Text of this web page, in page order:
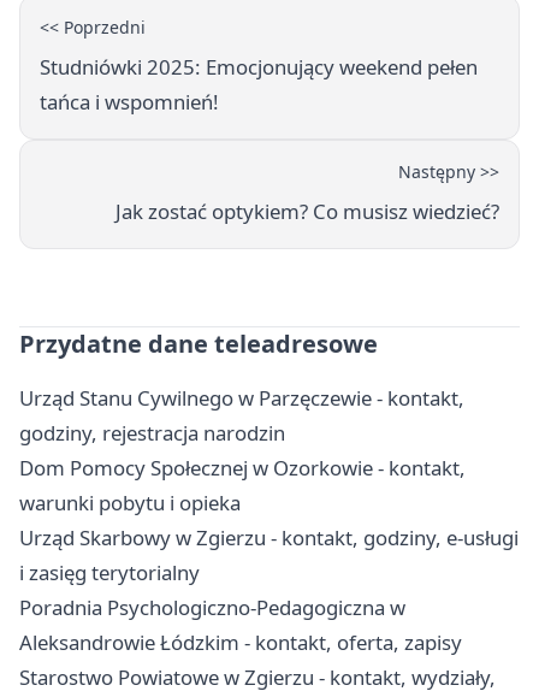
<< Poprzedni
Studniówki 2025: Emocjonujący weekend pełen
tańca i wspomnień!
Następny >>
Jak zostać optykiem? Co musisz wiedzieć?
Przydatne dane teleadresowe
Urząd Stanu Cywilnego w Parzęczewie - kontakt,
godziny, rejestracja narodzin
Dom Pomocy Społecznej w Ozorkowie - kontakt,
warunki pobytu i opieka
Urząd Skarbowy w Zgierzu - kontakt, godziny, e-usługi
i zasięg terytorialny
Poradnia Psychologiczno-Pedagogiczna w
Aleksandrowie Łódzkim - kontakt, oferta, zapisy
Starostwo Powiatowe w Zgierzu - kontakt, wydziały,